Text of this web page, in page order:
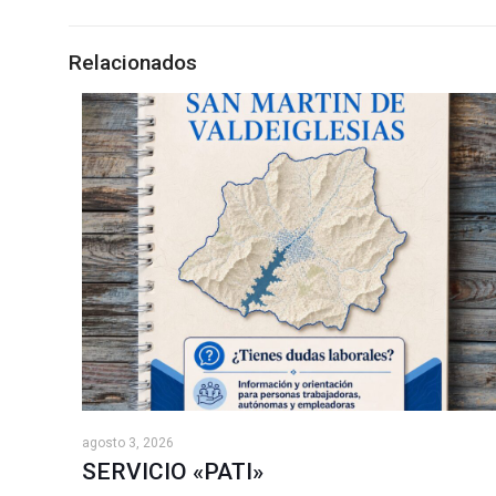
Relacionados
agosto 3, 2026
SERVICIO «PATI»